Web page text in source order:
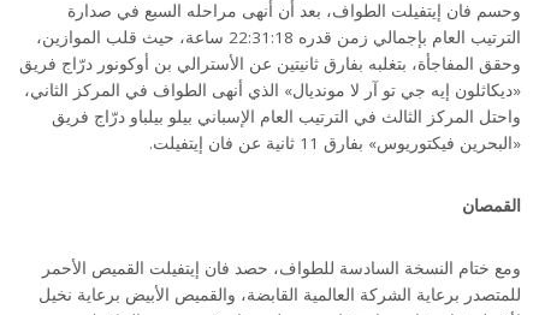
وحسم فان إيتفيلت الطواف، بعد أن أنهى مراحله السبع في صدارة
الترتيب العام بإجمالي زمن قدره 22:31:18 ساعة، حيث قلب الموازين،
وحقق المفاجأة، بتغلبه بفارق ثانيتين عن الأسترالي بن أوكونور درّاج فريق
«ديكاثلون إيه جي تو آر لا مونديال» الذي أنهى الطواف في المركز الثاني،
واحتل المركز الثالث في الترتيب العام الإسباني بيلو بيلباو درّاج فريق
«البحرين فيكتوريوس» بفارق 11 ثانية عن فان إيتفيلت.
القمصان
ومع ختام النسخة السادسة للطواف، حصد فان إيتفيلت القميص الأحمر
للمتصدر برعاية الشركة العالمية القابضة، والقميص الأبيض برعاية نخيل